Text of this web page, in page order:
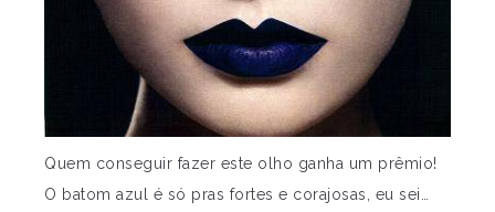
Quem conseguir fazer este olho ganha um prêmio!
O batom azul é só pras fortes e corajosas, eu sei…